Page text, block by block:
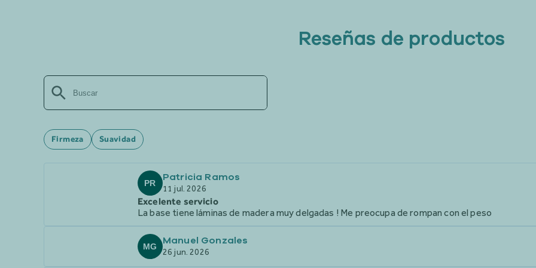
Reseñas de productos
Firmeza Suavidad
PR Patricia Ramos
11 jul. 2026
Excelente servicio
La base tiene láminas de madera muy delgadas ! Me preocupa de rompan con el peso
MG Manuel Gonzales
26 jun. 2026